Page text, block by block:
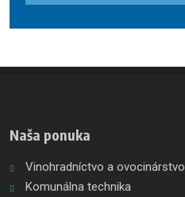
nepodarilo
Naša ponuka
Vinohradníctvo a ovocinárstvo
Komunálna technika